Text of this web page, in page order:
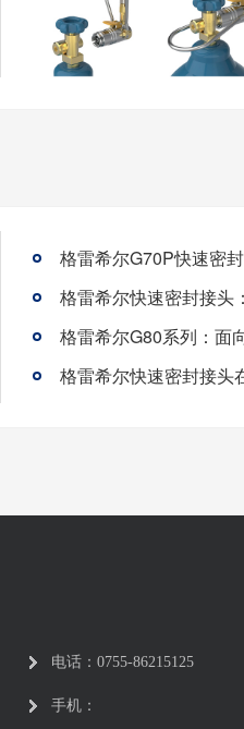
电话：0755-86215125
手机：